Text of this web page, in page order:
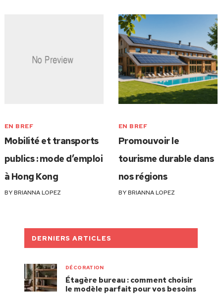
EN BREF
Mobilité et transports
publics : mode d’emploi
à Hong Kong
BYBRIANNA LOPEZ
EN BREF
Promouvoir le
tourisme durable dans
nos régions
BYBRIANNA LOPEZ
DERNIERS ARTICLES
DÉCORATION
Étagère bureau : comment choisir
le modèle parfait pour vos besoins